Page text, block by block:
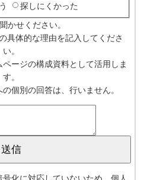
探しにくかった
かせください。
具体的な理由を記入してくださ
い。
ージの構成資料として活用しま
す。
個別の回答は、行いません。